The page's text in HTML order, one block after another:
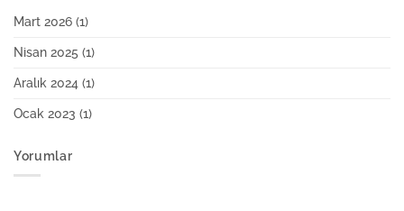
Mart 2026 (1)
Nisan 2025 (1)
Aralık 2024 (1)
Ocak 2023 (1)
Yorumlar